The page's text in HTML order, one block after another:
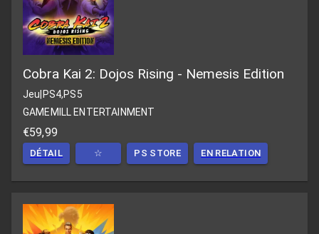
Cobra Kai 2: Dojos Rising - Nemesis Edition
Jeu PS4,PS5
GAMEMILL ENTERTAINMENT
€59,99
DÉTAIL ☆ PS STORE EN RELATION